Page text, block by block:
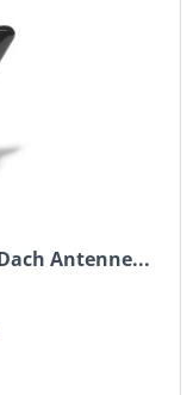
Antenne...